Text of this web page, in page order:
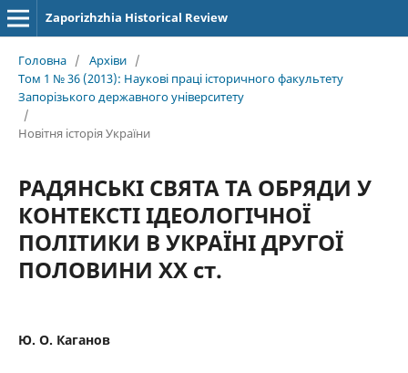
Zaporizhzhia Historical Review
Головна / Архіви /
Том 1 № 36 (2013): Наукові праці історичного факультету
Запорізького державного університету
/
Новітня історія України
РАДЯНСЬКІ СВЯТА ТА ОБРЯДИ У
КОНТЕКСТІ ІДЕОЛОГІЧНОЇ
ПОЛІТИКИ В УКРАЇНІ ДРУГОЇ
ПОЛОВИНИ XX ст.
Ю. О. Каганов